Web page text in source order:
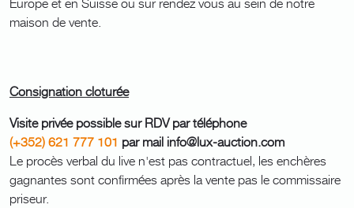
maison de vente.
Consignation cloturée
Visite privée possible sur RDV par téléphone
(+352) 621 777 101 par mail info@lux-auction.com
Le procès verbal du live n'est pas contractuel, les enchères
gagnantes sont confirmées après la vente pas le commissaire
priseur.